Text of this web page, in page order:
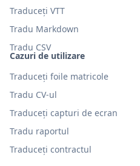
Cazuri de utilizare
Traduceți foile matricole
Tradu CV-ul
Traduceți capturi de ecran
Tradu raportul
Traduceți contractul
Traduceți VTT
Tradu Markdown
Tradu CSV